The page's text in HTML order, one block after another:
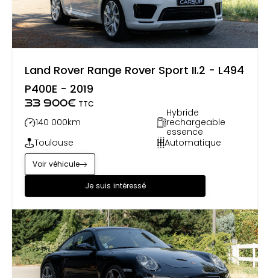
Land Rover Range Rover Sport II.2 - L494
P400E - 2019
33 900€ TTC
140 000km
Hybride
rechargeable
essence
Toulouse
Automatique
Je suis intéressé
Voir véhicule